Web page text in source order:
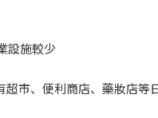
設施較少
超市、便利商店、藥妝店等